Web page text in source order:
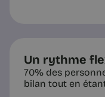
Un rythme
70% des
bilan tout en